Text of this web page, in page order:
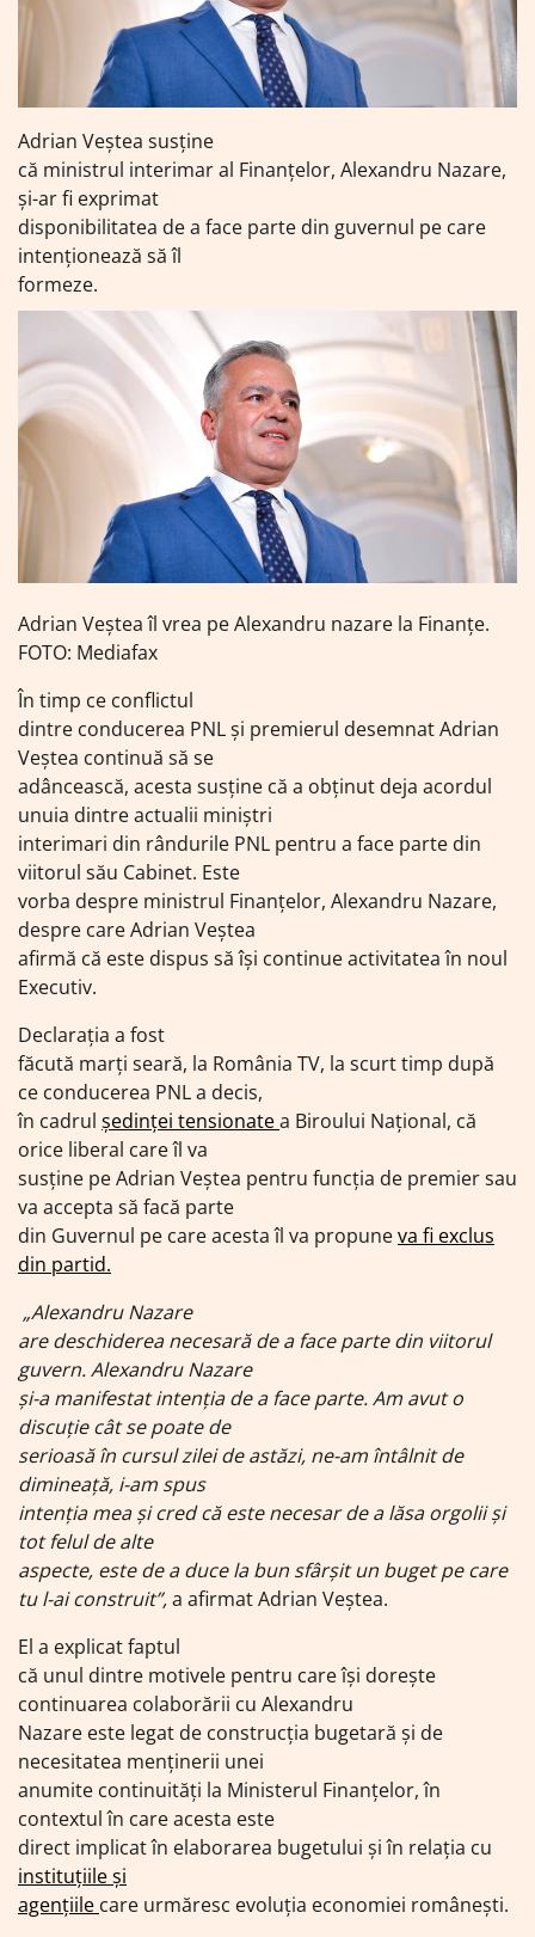
Adrian Veștea susține
că ministrul interimar al Finanțelor, Alexandru Nazare,
și-ar fi exprimat
disponibilitatea de a face parte din guvernul pe care
intenționează să îl
formeze.
Adrian Veștea îl vrea pe Alexandru nazare la Finanţe.
FOTO: Mediafax
În timp ce conflictul
dintre conducerea PNL și premierul desemnat Adrian
Veștea continuă să se
adâncească, acesta susține că a obținut deja acordul
unuia dintre actualii miniștri
interimari din rândurile PNL pentru a face parte din
viitorul său Cabinet. Este
vorba despre ministrul Finanțelor, Alexandru Nazare,
despre care Adrian Veștea
afirmă că este dispus să își continue activitatea în noul
Executiv.
Declarația a fost
făcută marți seară, la România TV, la scurt timp după
ce conducerea PNL a decis,
în cadrul ședinței tensionatea Biroului Național, că
orice liberal care îl va
susține pe Adrian Veștea pentru funcția de premier sau
va accepta să facă parte
din Guvernul pe care acesta îl va propuneva fi exclus
din partid.
„Alexandru Nazare
are deschiderea necesară de a face parte din viitorul
guvern. Alexandru Nazare
şi-a manifestat intenţia de a face parte. Am avut o
discuţie cât se poate de
serioasă în cursul zilei de astăzi, ne-am întâlnit de
dimineaţă, i-am spus
intenţia mea şi cred că este necesar de a lăsa orgolii şi
tot felul de alte
aspecte, este de a duce la bun sfârşit un buget pe care
tu l-ai construit”,a afirmat Adrian Veştea.
El a explicat faptul
că unul dintre motivele pentru care își dorește
continuarea colaborării cu Alexandru
Nazare este legat de construcția bugetară și de
necesitatea menținerii unei
anumite continuități la Ministerul Finanțelor, în
contextul în care acesta este
direct implicat în elaborarea bugetului și în relația cu
instituțiile și
agențiile care urmăresc evoluția economiei românești.